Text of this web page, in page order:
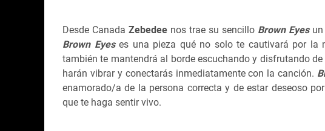
Desde Canada Zebedeenos trae su sencillo Brown Eyesun
Brown Eyeses una pieza qué no solo te cautivará por la
también te mantendrá al borde escuchando y disfrutando
harán vibrar y conectarás inmediatamente con la canción.
enamorado/a de la persona correcta y de estar deseoso
que te haga sentir vivo.